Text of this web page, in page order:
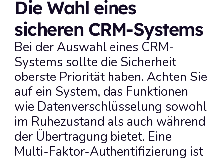
Die Wahl eines
sicheren CRM-Systems
Bei der Auswahl eines CRM-
Systems sollte die Sicherheit
oberste Priorität haben. Achten Sie
auf ein System, das Funktionen
wie Datenverschlüsselung sowohl
im Ruhezustand als auch während
der Übertragung bietet. Eine
Multi-Faktor-Authentifizierung ist